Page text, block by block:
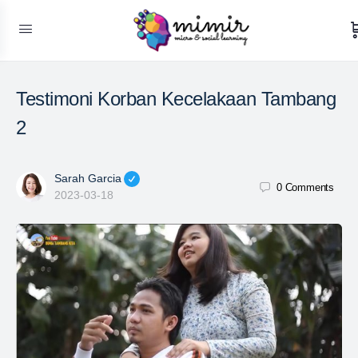
Testimoni Korban Kecelakaan Tambang
2
Sarah Garcia
2023-03-18
0 Comments